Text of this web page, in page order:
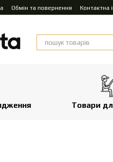
Обмін та повернення Контактна
Товари